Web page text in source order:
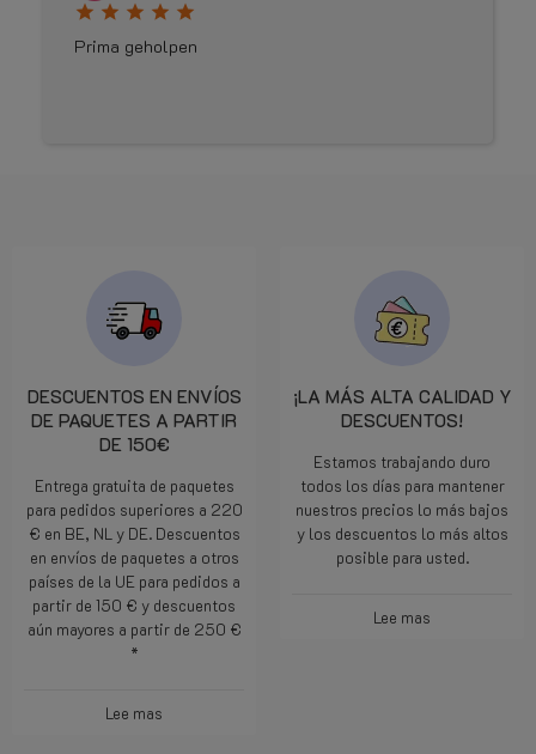
star star star star star
Prima geholpen
DESCUENTOS EN ENVÍOS
DE PAQUETES A PARTIR
DE 150€
Entrega gratuita de paquetes
para pedidos superiores a 220
€ en BE, NL y DE. Descuentos
en envíos de paquetes a otros
países de la UE para pedidos a
partir de 150 € y descuentos
aún mayores a partir de 250 €
*
Lee mas
¡LA MÁS ALTA CALIDAD Y
DESCUENTOS!
Estamos trabajando duro
todos los días para mantener
nuestros precios lo más bajos
y los descuentos lo más altos
posible para usted.
Lee mas